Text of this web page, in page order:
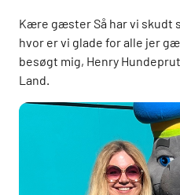
Kære gæster Så har vi skudt
hvor er vi glade for alle jer
besøgt mig, Henry
Land.